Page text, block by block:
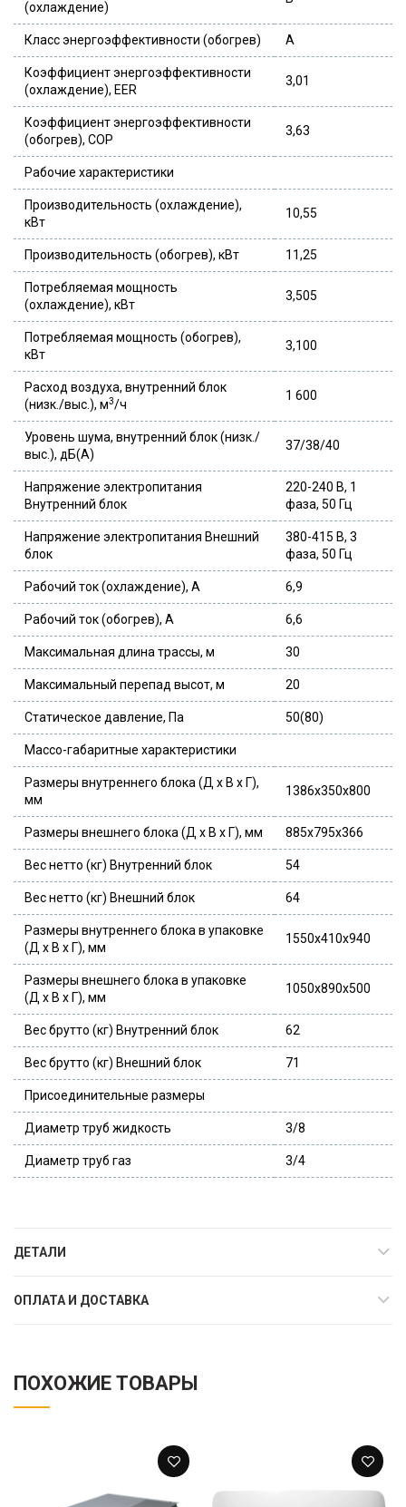
(охлаждение)
Класс энергоэффективности (обогрев) A
Коэффициент энергоэффективности
(охлаждение), EER
3,01
Коэффициент энергоэффективности
(обогрев), COP
3,63
Рабочие характеристики
Производительность (охлаждение),
кВт
10,55
Производительность (обогрев), кВт 11,25
Потребляемая мощность
(охлаждение), кВт
3,505
Потребляемая мощность (обогрев),
кВт
3,100
Расход воздуха, внутренний блок
(низк./выс.), м3/ч
1 600
Уровень шума, внутренний блок (низк./
выс.), дБ(А)
37/38/40
Напряжение электропитания
Внутренний блок
220-240 В, 1
фаза, 50 Гц
Напряжение электропитания Внешний
блок
380-415 В, 3
фаза, 50 Гц
Рабочий ток (охлаждение), А 6,9
Рабочий ток (обогрев), А 6,6
Максимальная длина трассы, м 30
Максимальный перепад высот, м 20
Статическое давление, Па 50(80)
Массо-габаритные характеристики
Размеры внутреннего блока (Д x В x Г),
мм
1386x350x800
Размеры внешнего блока (Д x В x Г), мм 885x795x366
Вес нетто (кг) Внутренний блок 54
Вес нетто (кг) Внешний блок 64
Размеры внутреннего блока в упаковке
(Д x В x Г), мм
1550x410x940
Размеры внешнего блока в упаковке
(Д x В x Г), мм
1050x890x500
Вес брутто (кг) Внутренний блок 62
Вес брутто (кг) Внешний блок 71
Присоединительные размеры
Диаметр труб жидкость 3/8
Диаметр труб газ 3/4
ДЕТАЛИ
ОПЛАТА И ДОСТАВКА
ПОХОЖИЕ ТОВАРЫ